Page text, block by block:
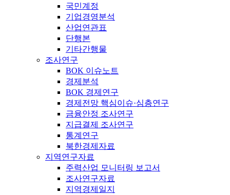
국민계정
기업경영분석
산업연관표
단행본
기타간행물
조사연구
BOK 이슈노트
경제분석
BOK 경제연구
경제전망 핵심이슈·심층연구
금융안정 조사연구
지급결제 조사연구
통계연구
북한경제자료
지역연구자료
주력산업 모니터링 보고서
조사연구자료
지역경제일지